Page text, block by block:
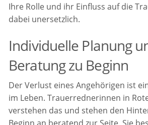
Ihre Rolle und ihr Einfluss auf die
dabei unersetzlich.
Individuelle Planung
Beratung zu Beginn
Der Verlust eines Angehörigen ist
im Leben. Trauerrednerinnen in
verstehen das und stehen den
Beginn an beratend zur Seite. Sie